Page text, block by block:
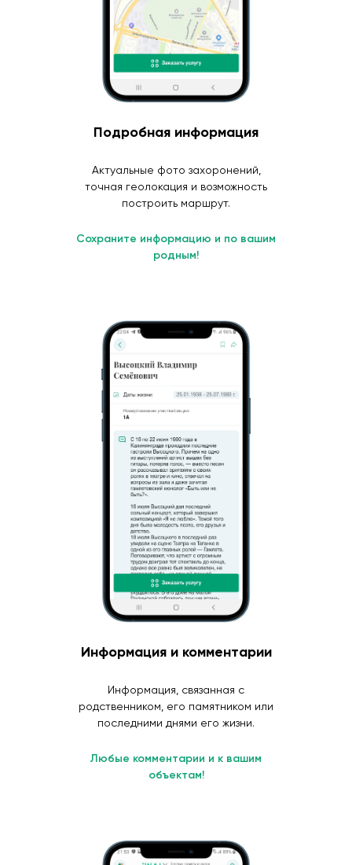
Подробная информация
Актуальные фото захоронений,
точная геолокация и возможность
построить маршрут.
Сохраните информацию и по вашим
родным!
Информация и комментарии
Информация, связанная с
родственником, его памятником или
последними днями его жизни.
Любые комментарии и к вашим
объектам!